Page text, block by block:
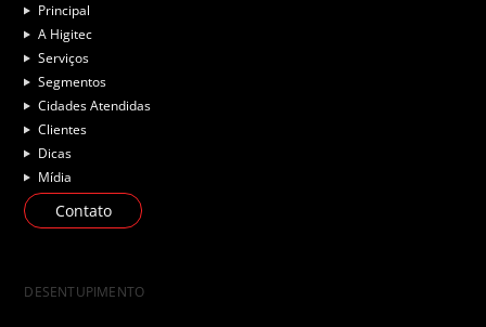
Principal
A Higitec
Serviços
Segmentos
Cidades Atendidas
Clientes
Dicas
Mídia
Contato
DESENTUPIMENTO